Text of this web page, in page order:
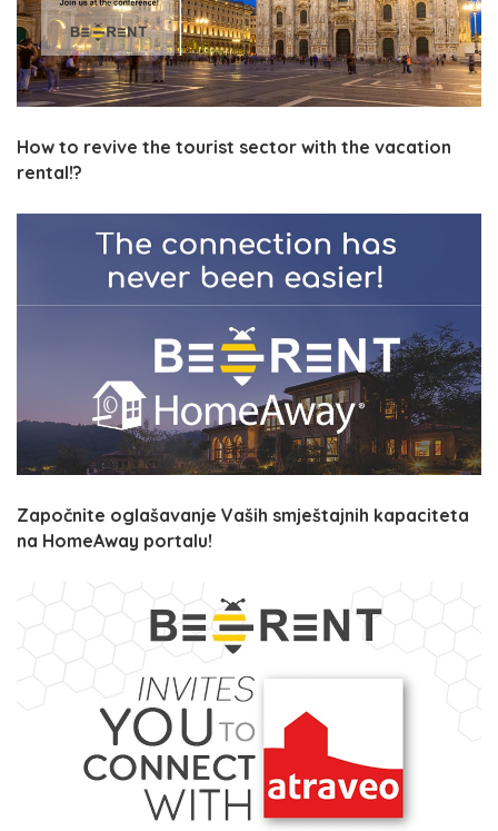
How to revive the tourist sector with the vacation
rental!?
Započnite oglašavanje Vaših smještajnih kapaciteta
na HomeAway portalu!